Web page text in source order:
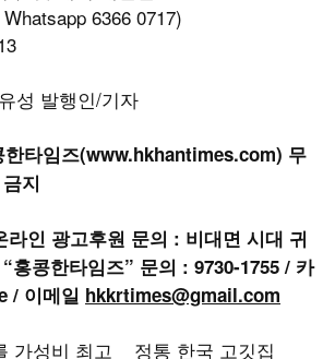
6366 0717)
성 발행인/기자
타임즈(www.hkhantimes.com) 무
지
라인 광고후원 문의 : 비대면 시대 귀
홍콩한타임즈” 문의 : 9730-1755 / 카
/ 이메일 hkkrtimes@gmail.com
가성비 최고 정통 한국 고깃집